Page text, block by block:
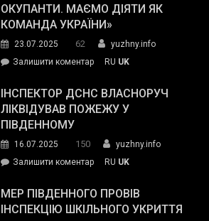
матеріального
резерву
гуманітарну
допомогу
ОКУПАНТИ. МАЄМО ДІЯТИ ЯК
КОМАНДА УКРАЇНИ»
23.07.2025 62
yuzhny.info
Залишити коментарon
провів
нараду
силових
та
органів:
«Наш
RU UK
ІНСПЕКТОР ДСНС ВЛАСНОРУЧ
ЛІКВІДУВАВ ПОЖЕЖУ У
ПІВДЕННОМУ
16.07.2025 150
yuzhny.info
Залишити коментарon
ДСНС
власноруч
RU UK
МЕР ПІВДЕННОГО ПРОВІВ
ІНСПЕКЦІЮ ШКІЛЬНОГО УКРИТТЯ